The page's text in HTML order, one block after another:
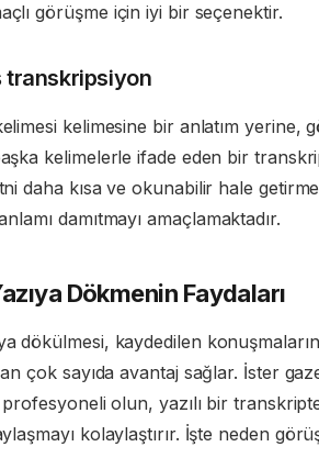
görüşme için iyi bir seçenektir.
transkripsiyon
kelimesine bir anlatım
kelimelerle ifade eden bir
daha kısa ve okunabilir hale
damıtmayı amaçlamaktadır.
Dökmenin Faydaları
dökülmesi, kaydedilen
çok sayıda avantaj sağlar. İster
olun, yazılı bir
kolaylaştırır. İşte neden